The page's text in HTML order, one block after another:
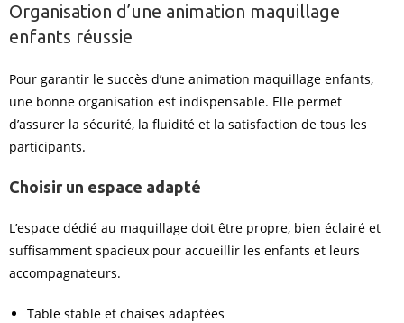
Organisation d’une animation maquillage
enfants réussie
Pour garantir le succès d’une animation maquillage enfants,
une bonne organisation est indispensable. Elle permet
d’assurer la sécurité, la fluidité et la satisfaction de tous les
participants.
Choisir un espace adapté
L’espace dédié au maquillage doit être propre, bien éclairé et
suffisamment spacieux pour accueillir les enfants et leurs
accompagnateurs.
Table stable et chaises adaptées